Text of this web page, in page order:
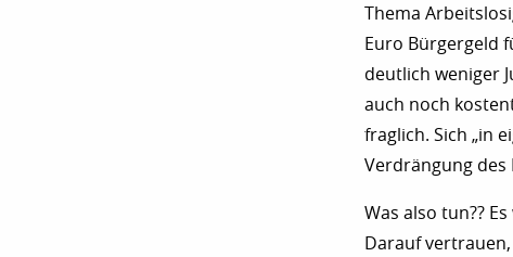
Thema
Euro Bürgergeld
deutlich weniger
auch noch
fraglich. Sich „in
Verdrängung des
Was also tun??
Darauf